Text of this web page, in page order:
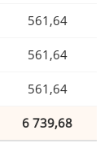
561,64
561,64
561,64
6 739,68